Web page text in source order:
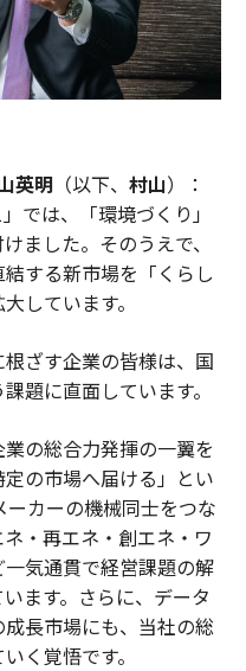
英明（以下、 村山）：
では、「環境づくり」
ました。そのうえで、
する新市場を「くらし
しています。
ざす企業の皆様は、国
題に直面しています。
の総合力発揮の一翼を
の市場へ届ける」とい
カーの機械同士をつな
・再エネ・創エネ・ワ
気通貫で経営課題の解
ます。さらに、データ
長市場にも、当社の総
く覚悟です。